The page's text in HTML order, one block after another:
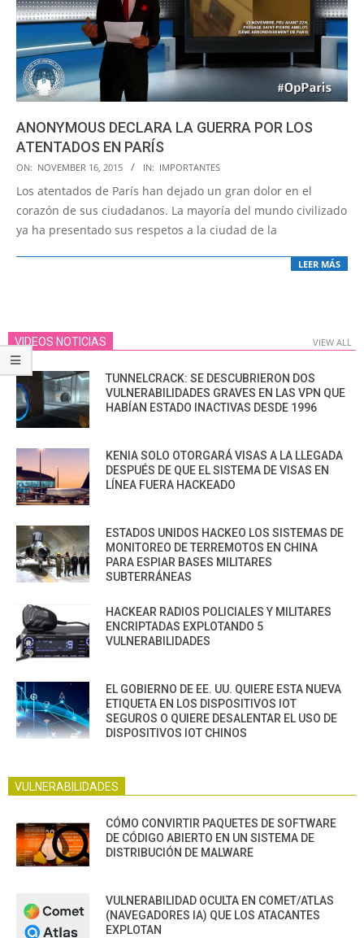
ANONYMOUS DECLARA LA GUERRA POR LOS
ATENTADOS EN PARÍS
2015-
11-
16
ON: NOVEMBER 16, 2015 IN: IMPORTANTES
Los atentados de París han dejado un gran dolor en el
corazón de sus ciudadanos. La mayoría del mundo civilizado
ya ha presentado sus respetos a la ciudad de la
LEER MÁS
VIDEOS NOTICIAS VIEW ALL
TUNNELCRACK: SE DESCUBRIERON DOS
VULNERABILIDADES GRAVES EN LAS VPN QUE
HABÍAN ESTADO INACTIVAS DESDE 1996
KENIA SOLO OTORGARÁ VISAS A LA LLEGADA
DESPUÉS DE QUE EL SISTEMA DE VISAS EN
LÍNEA FUERA HACKEADO
ESTADOS UNIDOS HACKEO LOS SISTEMAS DE
MONITOREO DE TERREMOTOS EN CHINA
PARA ESPIAR BASES MILITARES
SUBTERRÁNEAS
HACKEAR RADIOS POLICIALES Y MILITARES
ENCRIPTADAS EXPLOTANDO 5
VULNERABILIDADES
EL GOBIERNO DE EE. UU. QUIERE ESTA NUEVA
ETIQUETA EN LOS DISPOSITIVOS IOT
SEGUROS O QUIERE DESALENTAR EL USO DE
DISPOSITIVOS IOT CHINOS
VULNERABILIDADES
CÓMO CONVIRTIR PAQUETES DE SOFTWARE
DE CÓDIGO ABIERTO EN UN SISTEMA DE
DISTRIBUCIÓN DE MALWARE
VULNERABILIDAD OCULTA EN COMET/ATLAS
(NAVEGADORES IA) QUE LOS ATACANTES
EXPLOTAN